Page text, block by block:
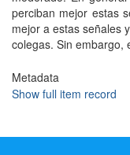
perciban mejor estas
mejor a estas señales
colegas. Sin embargo,
Metadata
Show full item record